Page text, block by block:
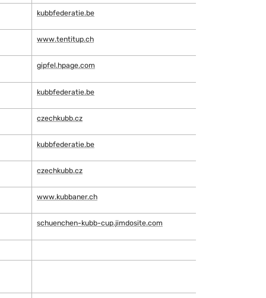
kubbfederatie.be
www.tentitup.ch
gipfel.hpage.com
kubbfederatie.be
czechkubb.cz
kubbfederatie.be
czechkubb.cz
www.kubbaner.ch
schuenchen-kubb-cup.jimdosite.com